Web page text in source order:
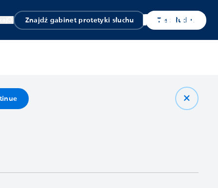
Znajdź gabinet protetyki słuchu Test słuchu